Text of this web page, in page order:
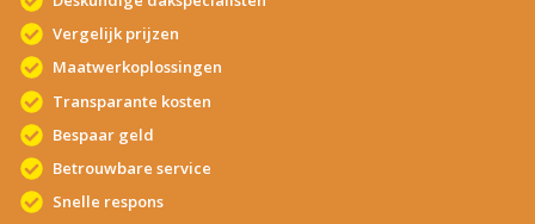
Vergelijk prijzen
Maatwerkoplossingen
Transparante kosten
Bespaar geld
Betrouwbare service
Snelle respons